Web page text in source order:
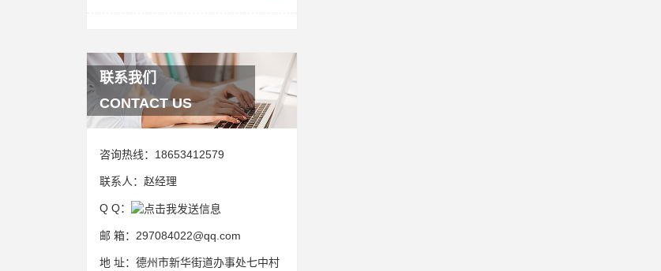
联系我们
CONTACT US
咨询热线： 18653412579
联系人： 赵经理
Q Q：
邮 箱： 297084022@qq.com
地 址： 德州市新华街道办事处七中村